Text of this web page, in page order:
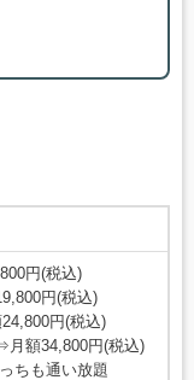
円(税込)
円(税込)
円(税込)
月額34,800円(税込)
ちも通い放題